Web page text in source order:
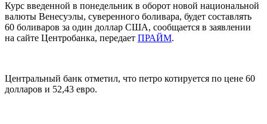
Курс введенной в понедельник в оборот новой национальной
валюты Венесуэлы, суверенного боливара, будет составлять
60 боливаров за один доллар США, сообщается в заявлении
на сайте Центробанка, передает ПРАЙМ.
Центральный банк отметил, что петро котируется по цене 60
долларов и 52,43 евро.